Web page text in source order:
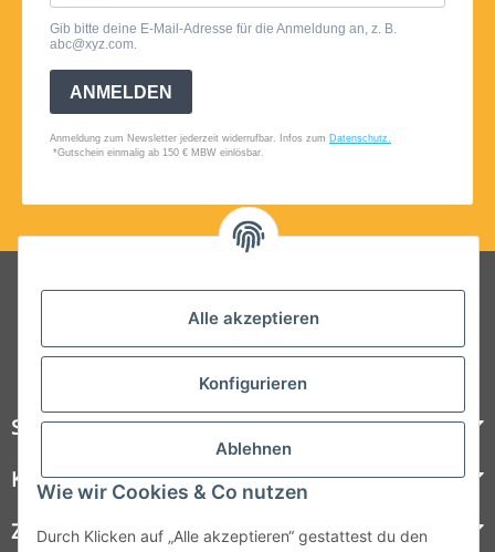
Alle akzeptieren
Konfigurieren
Ablehnen
Wie wir Cookies & Co nutzen
Durch Klicken auf „Alle akzeptieren“ gestattest du den
Folgt uns auf Social Media
Steelboxx
Kundenservice
Zahlungsmöglichkeiten